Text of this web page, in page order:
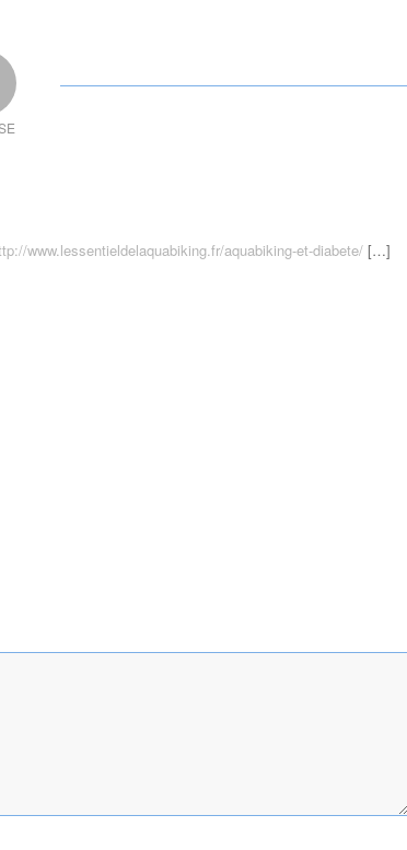
www.lessentieldelaquabiking.fr/aquabiking-et-diabete/ […]